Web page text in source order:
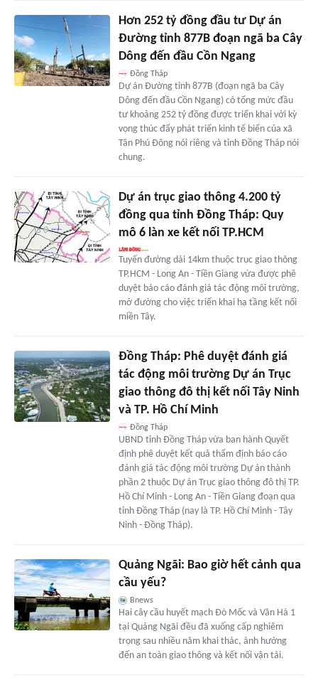
Hơn 252 tỷ đồng đầu tư Dự án
Đường tỉnh 877B đoạn ngã ba Cây
Dông đến đầu Cồn Ngang
Đồng Tháp
Dự án Đường tỉnh 877B (đoạn ngã ba Cây
Dông đến đầu Cồn Ngang) có tổng mức đầu
tư khoảng 252 tỷ đồng được triển khai với kỳ
vọng thúc đẩy phát triển kinh tế biển của xã
Tân Phú Đông nói riêng và tỉnh Đồng Tháp nói
chung.
Dự án trục giao thông 4.200 tỷ
đồng qua tỉnh Đồng Tháp: Quy
mô 6 làn xe kết nối TP.HCM
Tuyến đường dài 14km thuộc trục giao thông
TP.HCM - Long An - Tiền Giang vừa được phê
duyệt báo cáo đánh giá tác động môi trường,
mở đường cho việc triển khai hạ tầng kết nối
miền Tây.
Đồng Tháp: Phê duyệt đánh giá
tác động môi trường Dự án Trục
giao thông đô thị kết nối Tây Ninh
và TP. Hồ Chí Minh
Đồng Tháp
UBND tỉnh Đồng Tháp vừa ban hành Quyết
định phê duyệt kết quả thẩm định báo cáo
đánh giá tác động môi trường Dự án thành
phần 2 thuộc Dự án Trục giao thông đô thị TP.
Hồ Chí Minh - Long An - Tiền Giang đoạn qua
tỉnh Đồng Tháp (nay là TP. Hồ Chí Minh - Tây
Ninh - Đồng Tháp).
Quảng Ngãi: Bao giờ hết cảnh qua
cầu yếu?
Bnews
Hai cây cầu huyết mạch Đò Mốc và Văn Hà 1
tại Quảng Ngãi đều đã xuống cấp nghiêm
trọng sau nhiều năm khai thác, ảnh hưởng
đến an toàn giao thông và kết nối vận tải.